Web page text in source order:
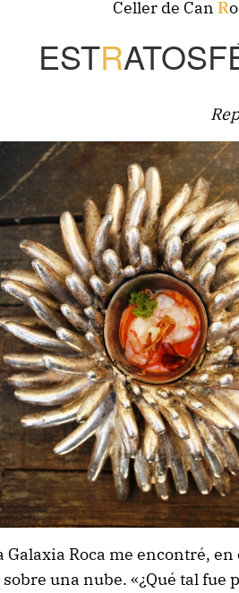
Celler de CanR
ESTR
Galaxia Roca me encontré,
una nube. «¿Qué tal